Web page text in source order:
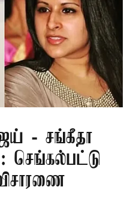
- சங்கீதா
செங்கல்பட்டு